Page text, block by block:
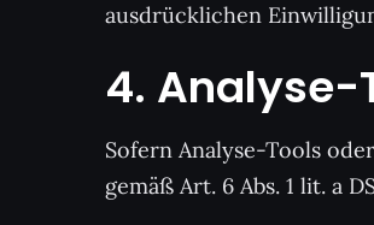
ausdrücklichen
4. Analyse-
Sofern Analyse-Tools
gemäß Art. 6 Abs. 1 lit. a